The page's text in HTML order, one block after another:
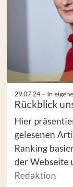
29.07.24 – In
Rückblick
Hier
gelesenen
Ranking
der Webseite
Redaktion